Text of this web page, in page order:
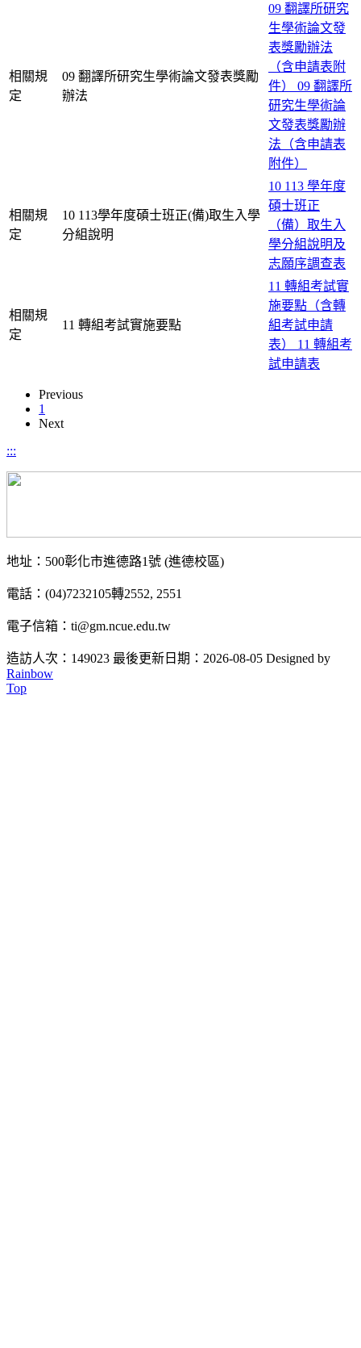
相關規
定
09 翻譯所研究生學術論文發表獎勵
辦法
09 翻譯所研究
生學術論文發
表獎勵辦法
（含申請表附
件）
09 翻譯所
研究生學術論
文發表獎勵辦
法（含申請表
附件）
相關規
定
10 113學年度碩士班正(備)取生入學
分組說明
10 113 學年度
碩士班正
（備）取生入
學分組說明及
志願序調查表
相關規
定
11 轉組考試實施要點
11 轉組考試實
施要點（含轉
組考試申請
表）
11 轉組考
試申請表
Previous
1
Next
:::
地址：500彰化市進德路1號 (進德校區)
電話：(04)7232105轉2552, 2551
電子信箱：ti@gm.ncue.edu.tw
造訪人次：149023 最後更新日期：2026-08-05 Designed by
Rainbow
Top